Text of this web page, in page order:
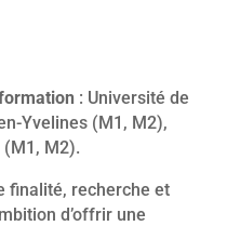
: Université de
Yvelines (M1, M2),
M2).
finalité, recherche et
d’offrir une